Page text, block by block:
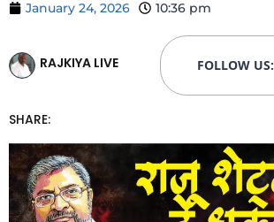
January 24, 2026 10:36 pm
RAJKIYA LIVE FOLLOW US:
SHARE: